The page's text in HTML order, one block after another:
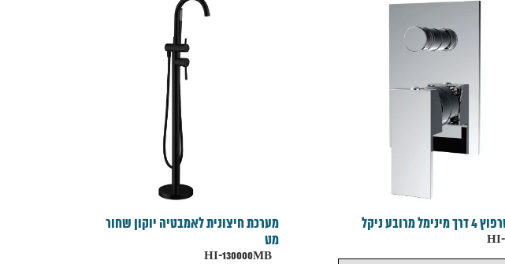
מרובע ניקל
מערכת חיצונית לאמבטיה יוקון שחור
מט
HI-130000MB